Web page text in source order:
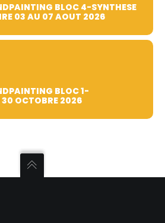
BLOC 4-SYNTHESE
03 AU 07 AOUT 2026
BLOC 1-
OCTOBRE 2026